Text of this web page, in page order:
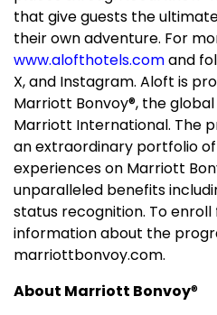
that give guests the
their own adventure. For
www.alofthotels.comand
X, and Instagram. Aloft is
Marriott Bonvoy®, the
Marriott International. The
an extraordinary portfolio
experiences on Marriott
unparalleled benefits
status recognition. To
information about the
marriottbonvoy.com.
About Marriott Bonvoy®